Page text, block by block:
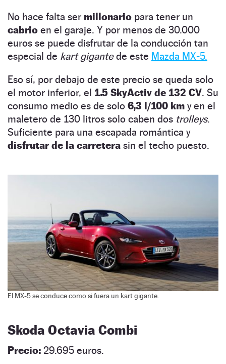
No hace falta ser millonario para tener un
cabrio en el garaje. Y por menos de 30.000
euros se puede disfrutar de la conducción tan
especial de kart gigantede este Mazda MX-5.
Eso sí, por debajo de este precio se queda solo
el motor inferior, el 1.5 SkyActiv de 132 CV. Su
consumo medio es de solo 6,3 l/100 km y en el
maletero de 130 litros solo caben dos trolleys.
Suficiente para una escapada romántica y
disfrutar de la carretera sin el techo puesto.
El MX-5 se conduce como si fuera un kart gigante.
Skoda Octavia Combi
Precio: 29.695 euros.